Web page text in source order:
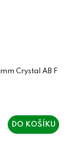
Crystal AB F
DO KOŠÍKU